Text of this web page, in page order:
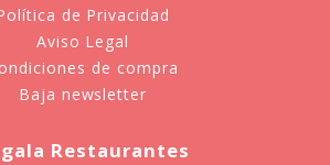
de Privacidad
Aviso Legal
de compra
Baja newsletter
Restaurantes